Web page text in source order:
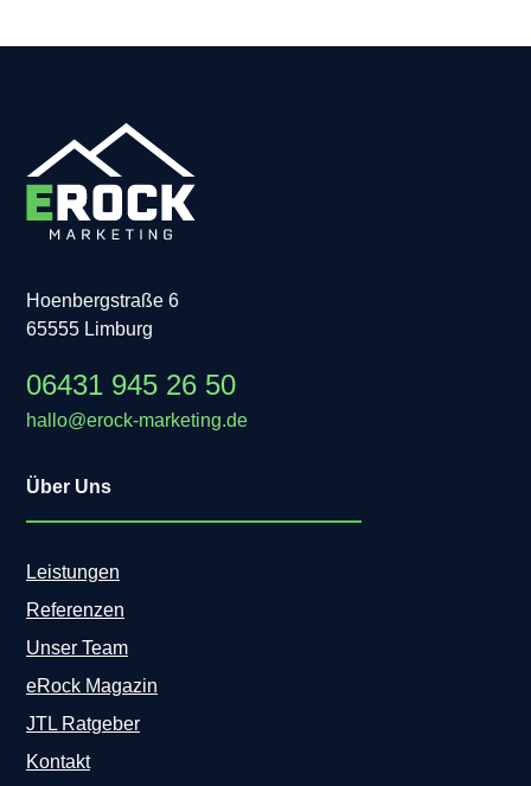
Hoenbergstraße 6
65555 Limburg
06431 945 26 50
hallo@erock-marketing.de
Über Uns
Leistungen
Referenzen
Unser Team
eRock Magazin
JTL Ratgeber
Kontakt